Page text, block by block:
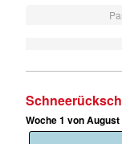
Woche 1 von